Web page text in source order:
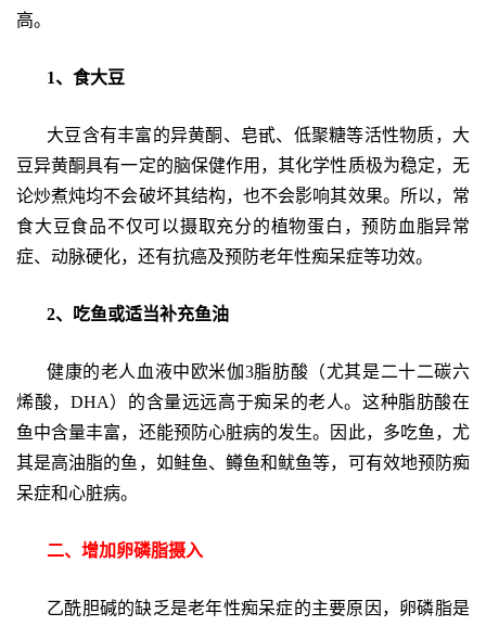
高。
1、食大豆
大豆含有丰富的异黄酮、皂甙、低聚糖等活性物质，大
豆异黄酮具有一定的脑保健作用，其化学性质极为稳定，无
论炒煮炖均不会破坏其结构，也不会影响其效果。所以，常
食大豆食品不仅可以摄取充分的植物蛋白，预防血脂异常
症、动脉硬化，还有抗癌及预防老年性痴呆症等功效。
2、吃鱼或适当补充鱼油
健康的老人血液中欧米伽3脂肪酸（尤其是二十二碳六
烯酸，DHA）的含量远远高于痴呆的老人。这种脂肪酸在
鱼中含量丰富，还能预防心脏病的发生。因此，多吃鱼，尤
其是高油脂的鱼，如鲑鱼、鳟鱼和鱿鱼等，可有效地预防痴
呆症和心脏病。
二、增加卵磷脂摄入
乙酰胆碱的缺乏是老年性痴呆症的主要原因，卵磷脂是